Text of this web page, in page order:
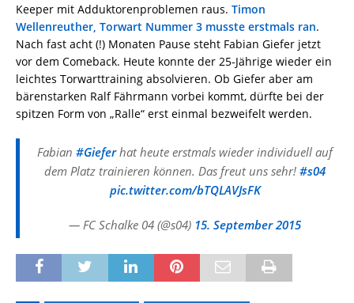
Keeper mit Adduktorenproblemen raus. Timon
Wellenreuther, Torwart Nummer 3 musste erstmals ran.
Nach fast acht (!) Monaten Pause steht Fabian Giefer jetzt
vor dem Comeback. Heute konnte der 25-Jährige wieder ein
leichtes Torwarttraining absolvieren. Ob Giefer aber am
bärenstarken Ralf Fährmann vorbei kommt, dürfte bei der
spitzen Form von „Ralle“ erst einmal bezweifelt werden.
Fabian #Gieferhat heute erstmals wieder individuell auf
dem Platz trainieren können. Das freut uns sehr! #s04
pic.twitter.com/bTQLAVJsFK
— FC Schalke 04 (@s04) 15. September 2015